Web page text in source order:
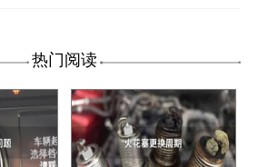
热门阅读